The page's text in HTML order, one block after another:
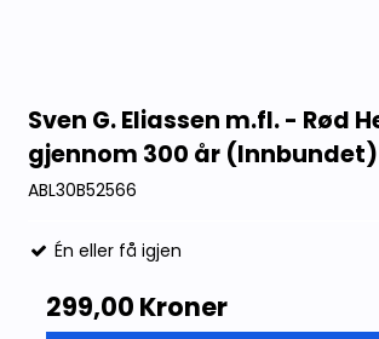
Sven G. Eliassen m.fl. - Rød
gjennom 300 år (Innbundet)
ABL30B52566
Én eller få igjen
299,00 Kroner